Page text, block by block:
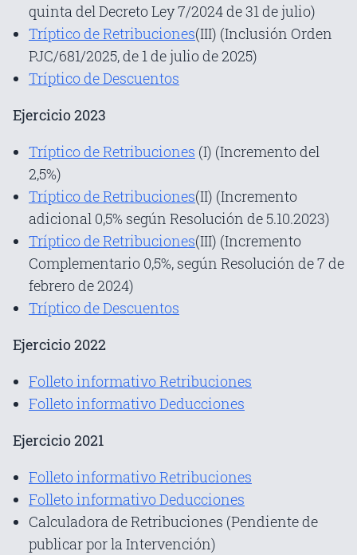
quinta del Decreto Ley 7/2024 de 31 de julio)
Tríptico de Retribuciones(III) (Inclusión Orden
PJC/681/2025, de 1 de julio de 2025)
Tríptico de Descuentos
Ejercicio 2023
Tríptico de Retribuciones (I) (Incremento del
2,5%)
Tríptico de Retribuciones(II) (Incremento
adicional 0,5% según Resolución de 5.10.2023)
Tríptico de Retribuciones(III) (Incremento
Complementario 0,5%, según Resolución de 7 de
febrero de 2024)
Tríptico de Descuentos
Ejercicio 2022
Folleto informativo Retribuciones
Folleto informativo Deducciones
Ejercicio 2021
Folleto informativo Retribuciones
Folleto informativo Deducciones
Calculadora de Retribuciones (Pendiente de
publicar por la Intervención)